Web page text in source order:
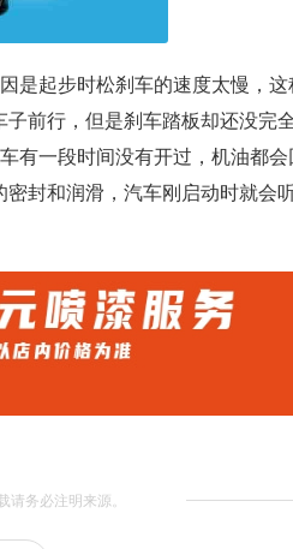
是起步时松刹车的速度太慢，这
前行，但是刹车踏板却还没完
有一段时间没有开过，机油都会
封和润滑，汽车刚启动时就会
务必注明来源。